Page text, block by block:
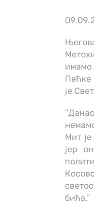
имамо
Пећке
је
Мит
јер
бића.”